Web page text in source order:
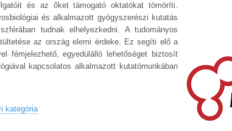
és az őket támogató oktatókat tömöríti.
és alkalmazott gyógyszerészi kutatás
tudnak elhelyezkedni. A tudományos
az ország elemi érdeke. Ez segíti elő a
fémjelezhető, egyedülálló lehetőséget biztosít
kapcsolatos alkalmazott kutatómunkában
kategória